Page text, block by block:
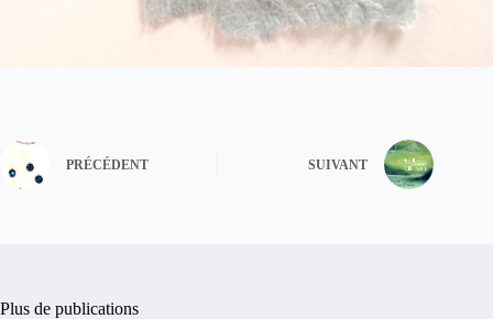
PRÉCÉDENT SUIVANT
Plus de publications